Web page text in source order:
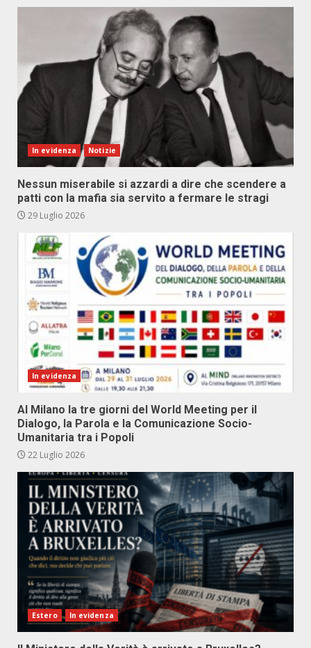
In evidenza Notizie
Nessun miserabile si azzardi a dire che scendere a
patti con la mafia sia servito a fermare le stragi
29 Luglio 2026
In evidenza
Al Milano la tre giorni del World Meeting per il
Dialogo, la Parola e la Comunicazione Socio-
Umanitaria tra i Popoli
22 Luglio 2026
Estero In evidenza